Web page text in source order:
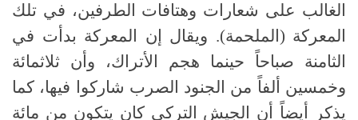
الغالب على شعارات وهتافات الطرفين، في تلك
المعركة (الملحمة). ويقال إن المعركة بدأت في
الثامنة صباحاً حينما هجم الأتراك، وأن ثلاثمائة
وخمسين ألفاً من الجنود الصرب شاركوا فيها، كما
يذكر أيضاً أن الجيش التركي كان يتكون من مائة